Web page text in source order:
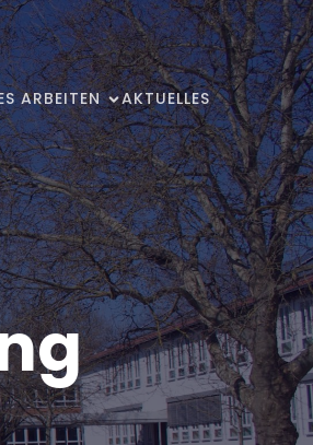
ARBEITEN AKTUELLES